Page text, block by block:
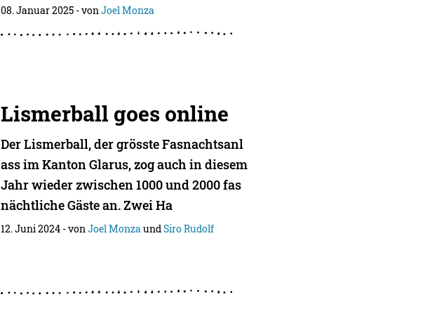
08. Januar 2025 - vonJoel Monza
Lismerball goes online
Der Lismerball, der grösste Fasnachtsanl
ass im Kanton Glarus, zog auch in diesem
Jahr wieder zwischen 1000 und 2000 fas
nächtliche Gäste an. Zwei Ha
12. Juni 2024 - vonJoel MonzaundSiro Rudolf